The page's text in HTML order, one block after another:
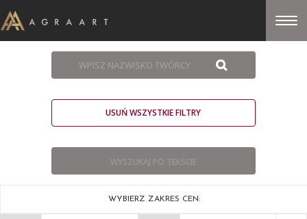
USUŃ WSZYSTKIE FILTRY
WYBIERZ ZAKRES CEN: